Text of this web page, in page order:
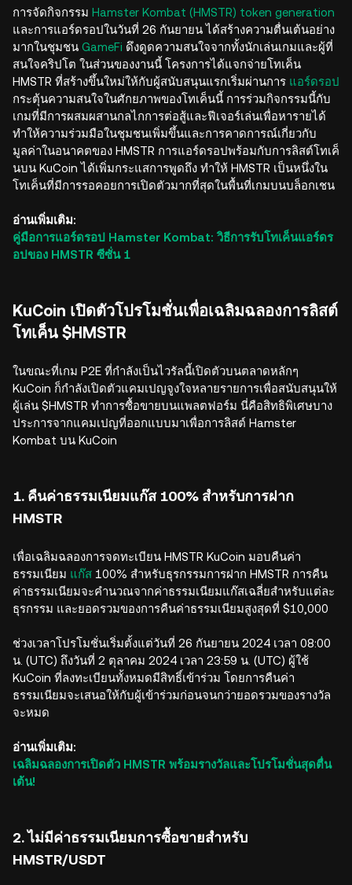
การจัดกิจกรรม Hamster Kombat (HMSTR) token generation
และการแอร์ดรอปในวันที่ 26 กันยายน ได้สร้างความตื่นเต้นอย่าง
มากในชุมชน GameFi ดึงดูดความสนใจจากทั้งนักเล่นเกมและผู้ที่
สนใจคริปโต ในส่วนของงานนี้ โครงการได้แจกจ่ายโทเค็น
HMSTR ที่สร้างขึ้นใหม่ให้กับผู้สนับสนุนแรกเริ่มผ่านการ แอร์ดรอป
กระตุ้นความสนใจในศักยภาพของโทเค็นนี้ การร่วมกิจกรรมนี้กับ
เกมที่มีการผสมผสานกลไกการต่อสู้และฟีเจอร์เล่นเพื่อหารายได้
ทำให้ความร่วมมือในชุมชนเพิ่มขึ้นและการคาดการณ์เกี่ยวกับ
มูลค่าในอนาคตของ HMSTR การแอร์ดรอปพร้อมกับการลิสต์โทเค็
นบน KuCoin ได้เพิ่มกระแสการพูดถึง ทำให้ HMSTR เป็นหนึ่งใน
โทเค็นที่มีการรอคอยการเปิดตัวมากที่สุดในพื้นที่เกมบนบล็อกเชน
อ่านเพิ่มเติม:
คู่มือการแอร์ดรอป Hamster Kombat: วิธีการรับโทเค็นแอร์ดร
อปของ HMSTR ซีซั่น 1
KuCoin เปิดตัวโปรโมชั่นเพื่อเฉลิมฉลองการลิสต์
โทเค็น $HMSTR
ในขณะที่เกม P2E ที่กำลังเป็นไวรัลนี้เปิดตัวบนตลาดหลักๆ
KuCoin ก็กำลังเปิดตัวแคมเปญจูงใจหลายรายการเพื่อสนับสนุนให้
ผู้เล่น $HMSTR ทำการซื้อขายบนแพลตฟอร์ม นี่คือสิทธิพิเศษบาง
ประการจากแคมเปญที่ออกแบบมาเพื่อการลิสต์ Hamster
Kombat บน KuCoin
1. คืนค่าธรรมเนียมแก๊ส 100% สำหรับการฝาก
HMSTR
เพื่อเฉลิมฉลองการจดทะเบียน HMSTR KuCoin มอบคืนค่า
ธรรมเนียม แก๊ส 100% สำหรับธุรกรรมการฝาก HMSTR การคืน
ค่าธรรมเนียมจะคำนวณจากค่าธรรมเนียมแก๊สเฉลี่ยสำหรับแต่ละ
ธุรกรรม และยอดรวมของการคืนค่าธรรมเนียมสูงสุดที่ $10,000
ช่วงเวลาโปรโมชั่นเริ่มตั้งแต่วันที่ 26 กันยายน 2024 เวลา 08:00
น. (UTC) ถึงวันที่ 2 ตุลาคม 2024 เวลา 23:59 น. (UTC) ผู้ใช้
KuCoin ที่ลงทะเบียนทั้งหมดมีสิทธิ์เข้าร่วม โดยการคืนค่า
ธรรมเนียมจะเสนอให้กับผู้เข้าร่วมก่อนจนกว่ายอดรวมของรางวัล
จะหมด
อ่านเพิ่มเติม:
เฉลิมฉลองการเปิดตัว HMSTR พร้อมรางวัลและโปรโมชั่นสุดตื่น
เต้น!
2. ไม่มีค่าธรรมเนียมการซื้อขายสำหรับ
HMSTR/USDT